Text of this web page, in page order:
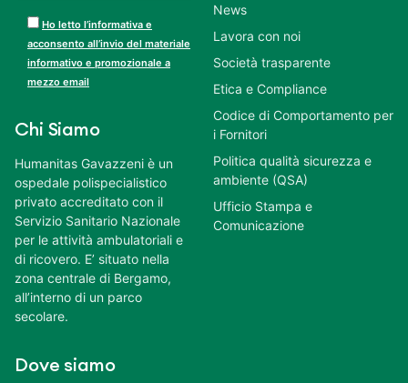
Ho letto l’informativa e
acconsento all’invio del materiale
informativo e promozionale a
mezzo email
Chi Siamo
Humanitas Gavazzeni è un
ospedale polispecialistico
privato accreditato con il
Servizio Sanitario Nazionale
per le attività ambulatoriali e
di ricovero. E’ situato nella
zona centrale di Bergamo,
all’interno di un parco
secolare.
Dove siamo
News
Lavora con noi
Società trasparente
Etica e Compliance
Codice di Comportamento per
i Fornitori
Politica qualità sicurezza e
ambiente (QSA)
Ufficio Stampa e
Comunicazione